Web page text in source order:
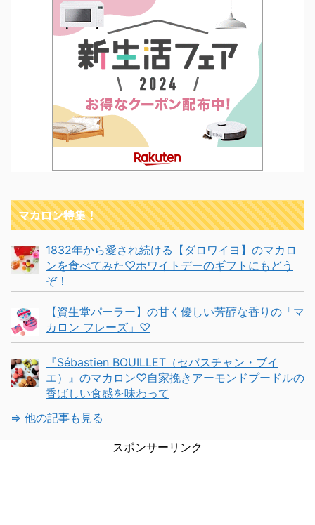
マカロン特集！
1832年から愛され続ける【ダロワイヨ】のマカロ
ンを食べてみた♡ホワイトデーのギフトにもどう
ぞ！
【資生堂パーラー】の甘く優しい芳醇な香りの「マ
カロン フレーズ」♡
『Sébastien BOUILLET（セバスチャン・ブイ
エ）』のマカロン♡自家挽きアーモンドプードルの
香ばしい食感を味わって
⇒ 他の記事も見る
スポンサーリンク